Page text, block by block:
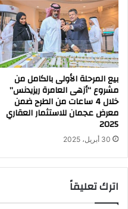
بيع المرحلة الأولى بالكامل من
مشروع “أزهى العامرة ريزيدنس”
خلال 4 ساعات من الطرح ضمن
معرض عجمان للاستثمار العقاري
2025
30 أبريل، 2025
اترك تعليقاً